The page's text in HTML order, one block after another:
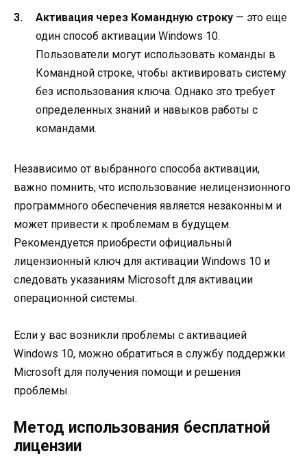
Активация через Командную строку — это еще
один способ активации Windows 10.
Пользователи могут использовать команды в
Командной строке, чтобы активировать систему
без использования ключа. Однако это требует
определенных знаний и навыков работы с
командами.
Независимо от выбранного способа активации,
важно помнить, что использование нелицензионного
программного обеспечения является незаконным и
может привести к проблемам в будущем.
Рекомендуется приобрести официальный
лицензионный ключ для активации Windows 10 и
следовать указаниям Microsoft для активации
операционной системы.
Если у вас возникли проблемы с активацией
Windows 10, можно обратиться в службу поддержки
Microsoft для получения помощи и решения
проблемы.
Метод использования бесплатной
лицензии